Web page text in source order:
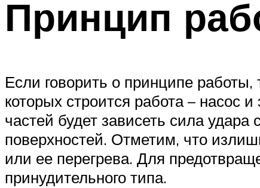
Принцип
Если говорить о принципе
которых строится работа – насос
частей будет зависеть сила
поверхностей. Отметим, что
или ее перегрева. Для
принудительного типа.